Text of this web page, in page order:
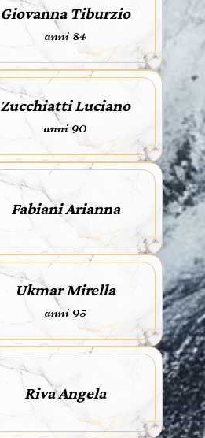
Giovanna Tiburzio
anni 84
Zucchiatti Luciano
anni 90
Fabiani Arianna
Ukmar Mirella
anni 95
Riva Angela